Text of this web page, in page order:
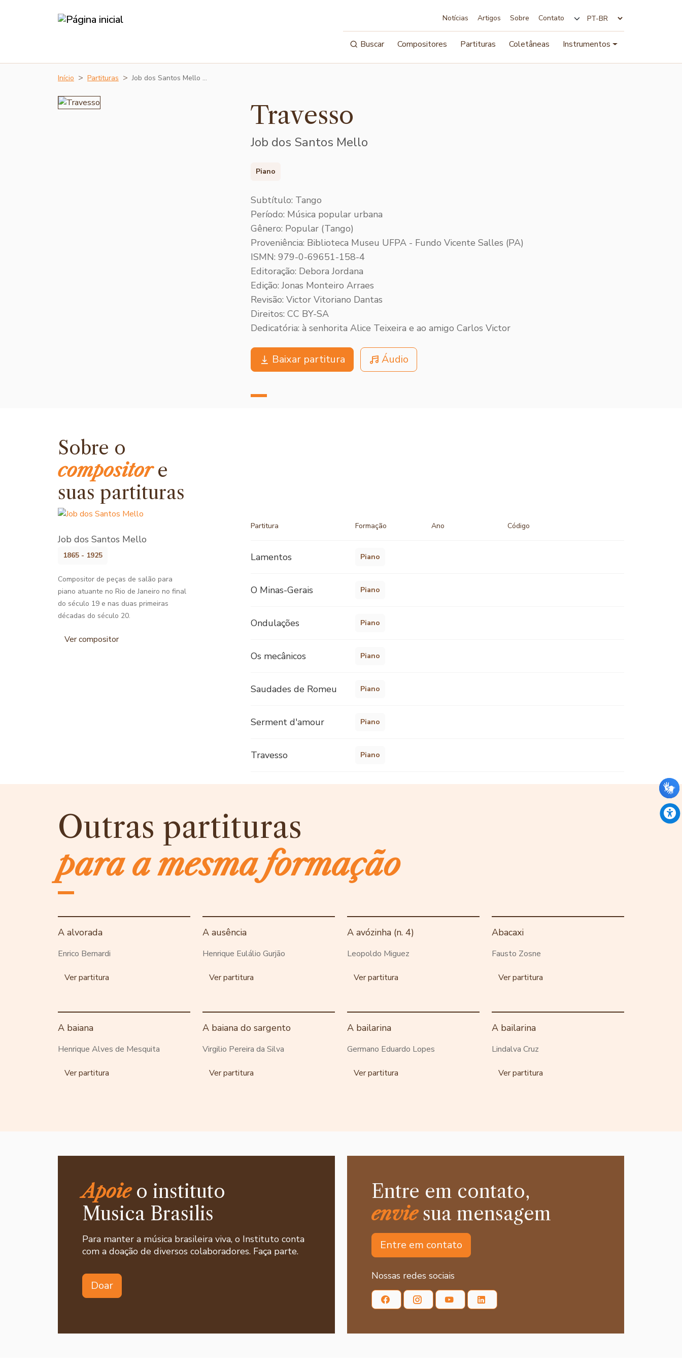
Notícias Artigos Sobre Contato
Buscar Compositores Partituras Coletâneas Instrumentos
Início Partituras Job dos Santos Mello …
Travesso
Job dos Santos Mello
Piano
Subtítulo: Tango
Período: Música popular urbana
Gênero: Popular (Tango)
Proveniência: Biblioteca Museu UFPA - Fundo Vicente Salles (PA)
ISMN: 979-0-69651-158-4
Editoração: Debora Jordana
Edição: Jonas Monteiro Arraes
Revisão: Victor Vitoriano Dantas
Direitos: CC BY-SA
Dedicatória: à senhorita Alice Teixeira e ao amigo Carlos Victor
Baixar partitura Áudio
Sobre o
compositore
suas partituras
Job dos Santos Mello
1865 - 1925
Compositor de peças de salão para
piano atuante no Rio de Janeiro no final
do século 19 e nas duas primeiras
décadas do século 20.
Ver compositor
Partitura Formação Ano Código
Lamentos Piano
O Minas-Gerais Piano
Ondulações Piano
Os mecânicos Piano
Saudades de Romeu Piano
Serment d'amour Piano
Travesso Piano
Outras partituras
para a mesma formação
A alvorada
Enrico Bernardi
Ver partitura
A ausência
Henrique Eulálio Gurjão
Ver partitura
A avózinha (n. 4)
Leopoldo Miguez
Ver partitura
Abacaxi
Fausto Zosne
Ver partitura
A baiana
Henrique Alves de Mesquita
Ver partitura
A baiana do sargento
Virgilio Pereira da Silva
Ver partitura
A bailarina
Germano Eduardo Lopes
Ver partitura
A bailarina
Lindalva Cruz
Ver partitura
Apoieo instituto
Musica Brasilis
Para manter a música brasileira viva, o Instituto conta
com a doação de diversos colaboradores. Faça parte.
Doar
Entre em contato,
enviesua mensagem
Entre em contato
Nossas redes sociais